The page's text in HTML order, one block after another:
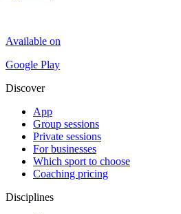
Available on
Google Play
Discover
App
Group sessions
Private sessions
For businesses
Which sport to choose
Coaching pricing
Disciplines